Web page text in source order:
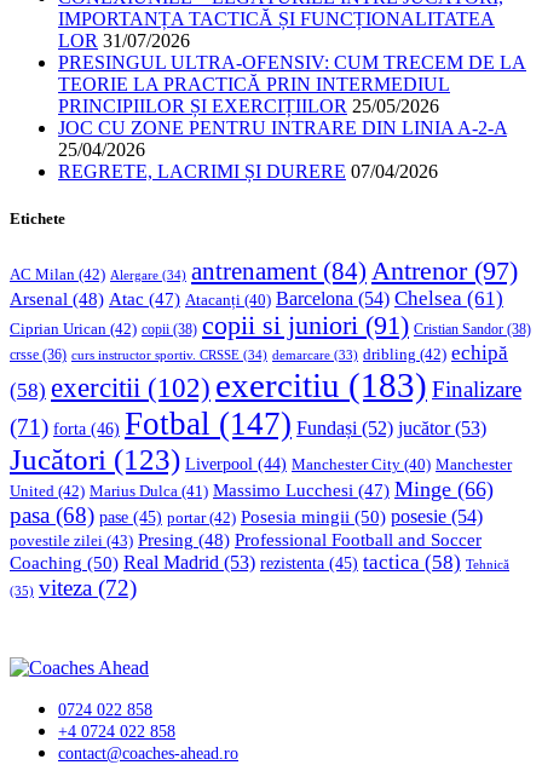
IMPORTANȚA TACTICĂ ȘI FUNCȚIONALITATEA
LOR 31/07/2026
PRESINGUL ULTRA-OFENSIV: CUM TRECEM DE LA
TEORIE LA PRACTICĂ PRIN INTERMEDIUL
PRINCIPIILOR ȘI EXERCIȚIILOR 25/05/2026
JOC CU ZONE PENTRU INTRARE DIN LINIA A-2-A
25/04/2026
REGRETE, LACRIMI ȘI DURERE 07/04/2026
Etichete
AC Milan (42) Alergare (34) antrenament (84) Antrenor(97)
Arsenal (48) Atac (47) Atacanți (40) Barcelona (54) Chelsea (61)
Ciprian Urican (42) copii (38) copii si juniori (91) Cristian Sandor (38)
crsse (36) curs instructor sportiv. CRSSE (34) demarcare (33) dribling (42) echipă
(58) exercitii (102) exercitiu (183) Finalizare
(71) forta (46) Fotbal (147) Fundași (52) jucător(53)
Jucători (123) Liverpool (44) Manchester City (40) Manchester
United (42) Marius Dulca (41) Massimo Lucchesi (47) Minge (66)
pasa (68) pase (45) portar(42) Posesia mingii (50) posesie (54)
povestile zilei (43) Presing (48) Professional Football and Soccer
Coaching (50) Real Madrid (53) rezistenta (45) tactica (58) Tehnică
(35) viteza (72)
0724 022 858
+4 0724 022 858
contact@coaches-ahead.ro